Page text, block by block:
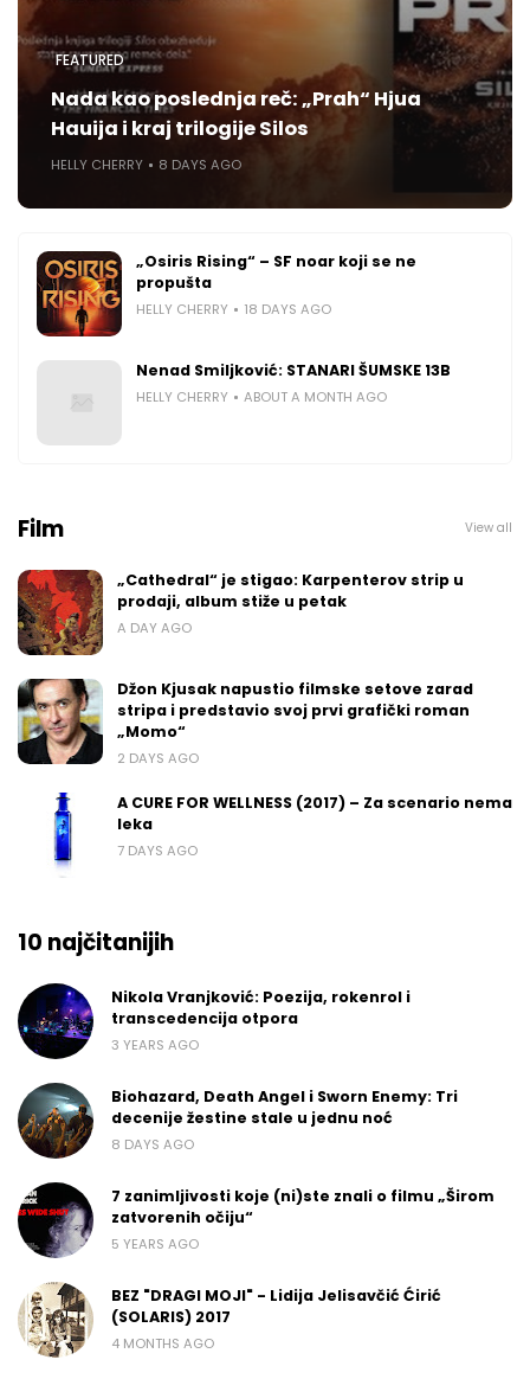
FEATURED
Nada kao poslednja reč: „Prah“ Hjua
Hauija i kraj trilogije Silos
HELLY CHERRY 8 DAYS AGO
„Osiris Rising“ – SF noar koji se ne
propušta
HELLY CHERRY 18 DAYS AGO
Nenad Smiljković: STANARI ŠUMSKE 13B
HELLY CHERRY ABOUT A MONTH AGO
Film View all
„Cathedral“ je stigao: Karpenterov strip u
prodaji, album stiže u petak
A DAY AGO
Džon Kjusak napustio filmske setove zarad
stripa i predstavio svoj prvi grafički roman
„Momo“
2 DAYS AGO
A CURE FOR WELLNESS (2017) – Za scenario nema
leka
7 DAYS AGO
10 najčitanijih
Nikola Vranjković: Poezija, rokenrol i
transcedencija otpora
3 YEARS AGO
Biohazard, Death Angel i Sworn Enemy: Tri
decenije žestine stale u jednu noć
8 DAYS AGO
7 zanimljivosti koje (ni)ste znali o filmu „Širom
zatvorenih očiju“
5 YEARS AGO
BEZ "DRAGI MOJI" - Lidija Jelisavčić Ćirić
(SOLARIS) 2017
4 MONTHS AGO